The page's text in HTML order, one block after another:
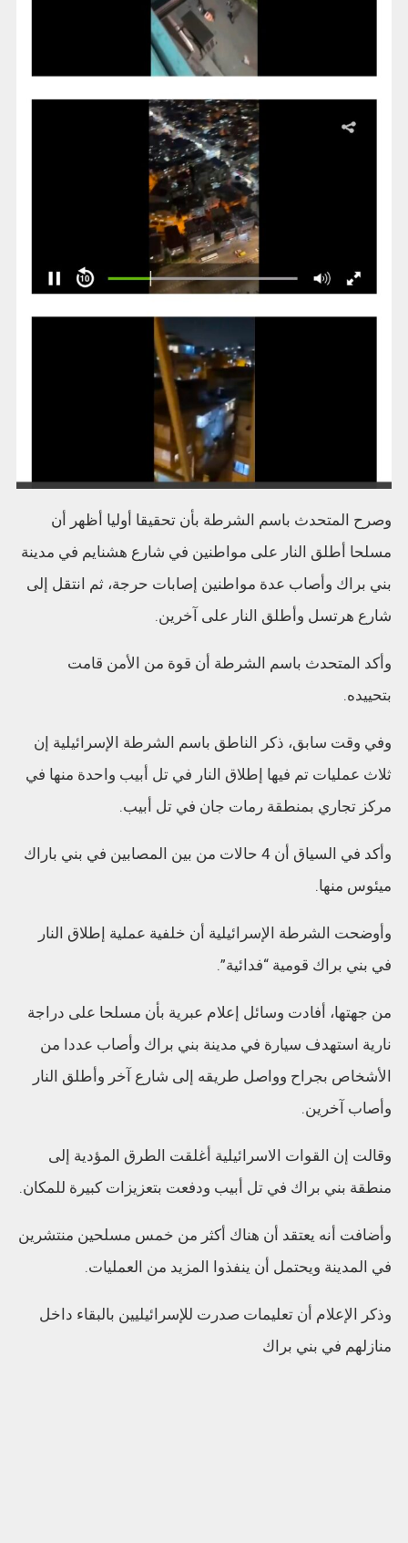
وصرح المتحدث باسم الشرطة بأن تحقيقا أوليا أظهر أن
مسلحا أطلق النار على مواطنين في شارع هشنايم في مدينة
بني براك وأصاب عدة مواطنين إصابات حرجة، ثم انتقل إلى
شارع هرتسل وأطلق النار على آخرين.
وأكد المتحدث باسم الشرطة أن قوة من الأمن قامت
بتحييده.
وفي وقت سابق، ذكر الناطق باسم الشرطة الإسرائيلية إن
ثلاث عمليات تم فيها إطلاق النار في تل أبيب واحدة منها في
مركز تجاري بمنطقة رمات جان في تل أبيب.
وأكد في السياق أن 4 حالات من بين المصابين في بني باراك
ميئوس منها.
وأوضحت الشرطة الإسرائيلية أن خلفية عملية إطلاق النار
في بني براك قومية “فدائية”.
من جهتها، أفادت وسائل إعلام عبرية بأن مسلحا على دراجة
نارية استهدف سيارة في مدينة بني براك وأصاب عددا من
الأشخاص بجراح وواصل طريقه إلى شارع آخر وأطلق النار
وأصاب آخرين.
وقالت إن القوات الاسرائيلية أغلقت الطرق المؤدية إلى
منطقة بني براك في تل أبيب ودفعت بتعزيزات كبيرة للمكان.
وأضافت أنه يعتقد أن هناك أكثر من خمس مسلحين منتشرين
في المدينة ويحتمل أن ينفذوا المزيد من العمليات.
وذكر الإعلام أن تعليمات صدرت للإسرائيليين بالبقاء داخل
منازلهم في بني براك